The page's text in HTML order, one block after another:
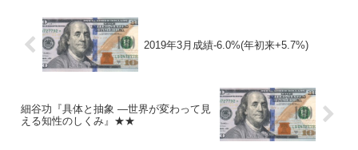
2019年3月成績-6.0%(年初来+5.7%)
細谷功『具体と抽象 ―世界が変わって見
える知性のしくみ』★★